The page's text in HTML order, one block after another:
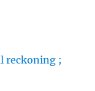
reckoning ;